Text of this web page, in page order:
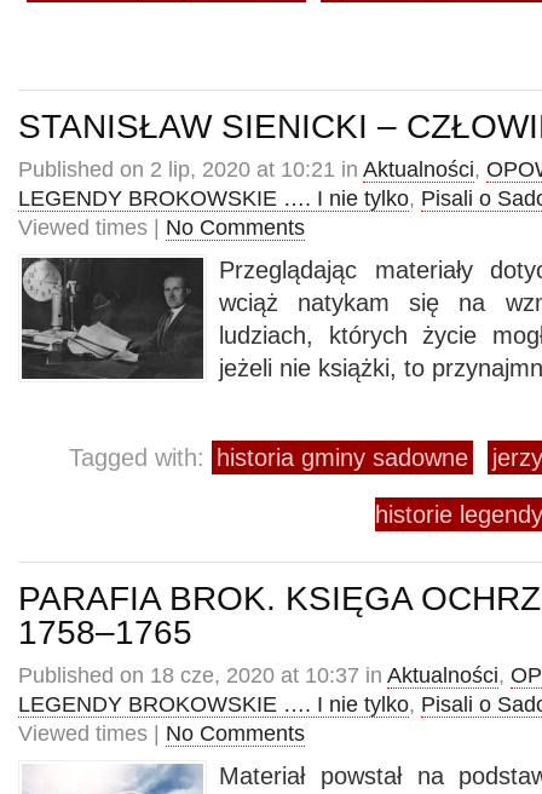
STANISŁAW SIENICKI –
Published on 2 lip, 2020 at 10:21 in Aktualności,
LEGENDY BROKOWSKIE …. I nie tylko, Pisali o
Viewed times | No Comments
Przeglądając materiały
wciąż natykam się na
ludziach, których życie
jeżeli nie książki, to
Tagged with: historia gminy sadowne
historie
PARAFIA BROK. KSIĘGA
1758–1765
Published on 18 cze, 2020 at 10:37 in Aktualności,
LEGENDY BROKOWSKIE …. I nie tylko, Pisali o
Viewed times | No Comments
Materiał powstał na